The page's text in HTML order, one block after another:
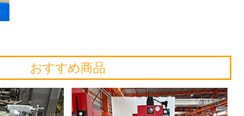
おすすめ商品